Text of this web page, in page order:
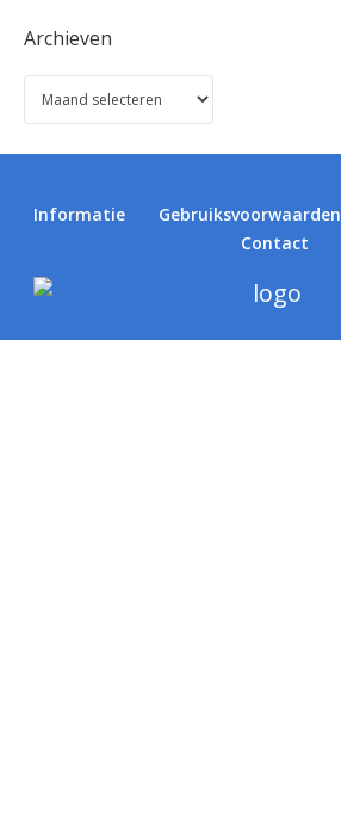
Archieven
Informatie Gebruiksvoorwaarden
Contact